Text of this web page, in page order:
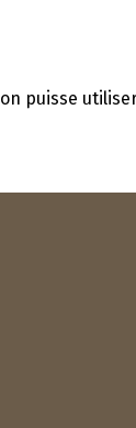
puisse